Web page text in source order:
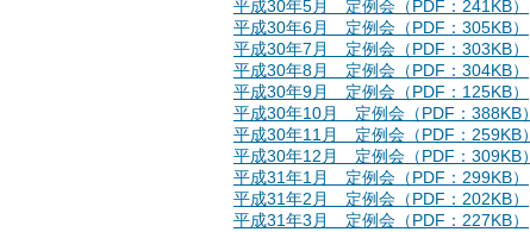
平成30年5月 定例会（PDF：241KB）
平成30年6月 定例会（PDF：305KB）
平成30年7月 定例会（PDF：303KB）
平成30年8月 定例会（PDF：304KB）
平成30年9月 定例会（PDF：125KB）
平成30年10月 定例会（PDF：388KB）
平成30年11月 定例会（PDF：259KB）
平成30年12月 定例会（PDF：309KB）
平成31年1月 定例会（PDF：299KB）
平成31年2月 定例会（PDF：202KB）
平成31年3月 定例会（PDF：227KB）